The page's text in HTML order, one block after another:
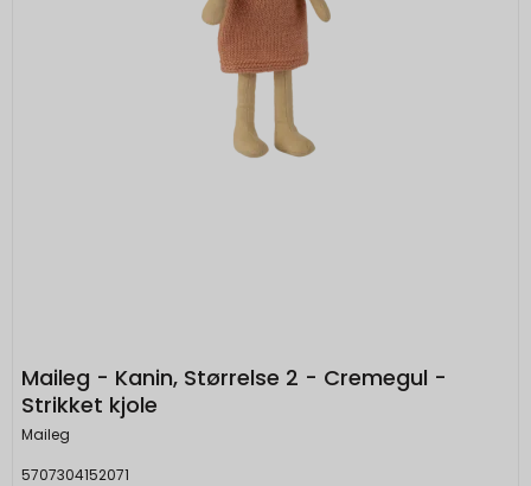
Maileg - Kanin, Størrelse 2 - Cremegul -
Strikket kjole
Maileg
5707304152071